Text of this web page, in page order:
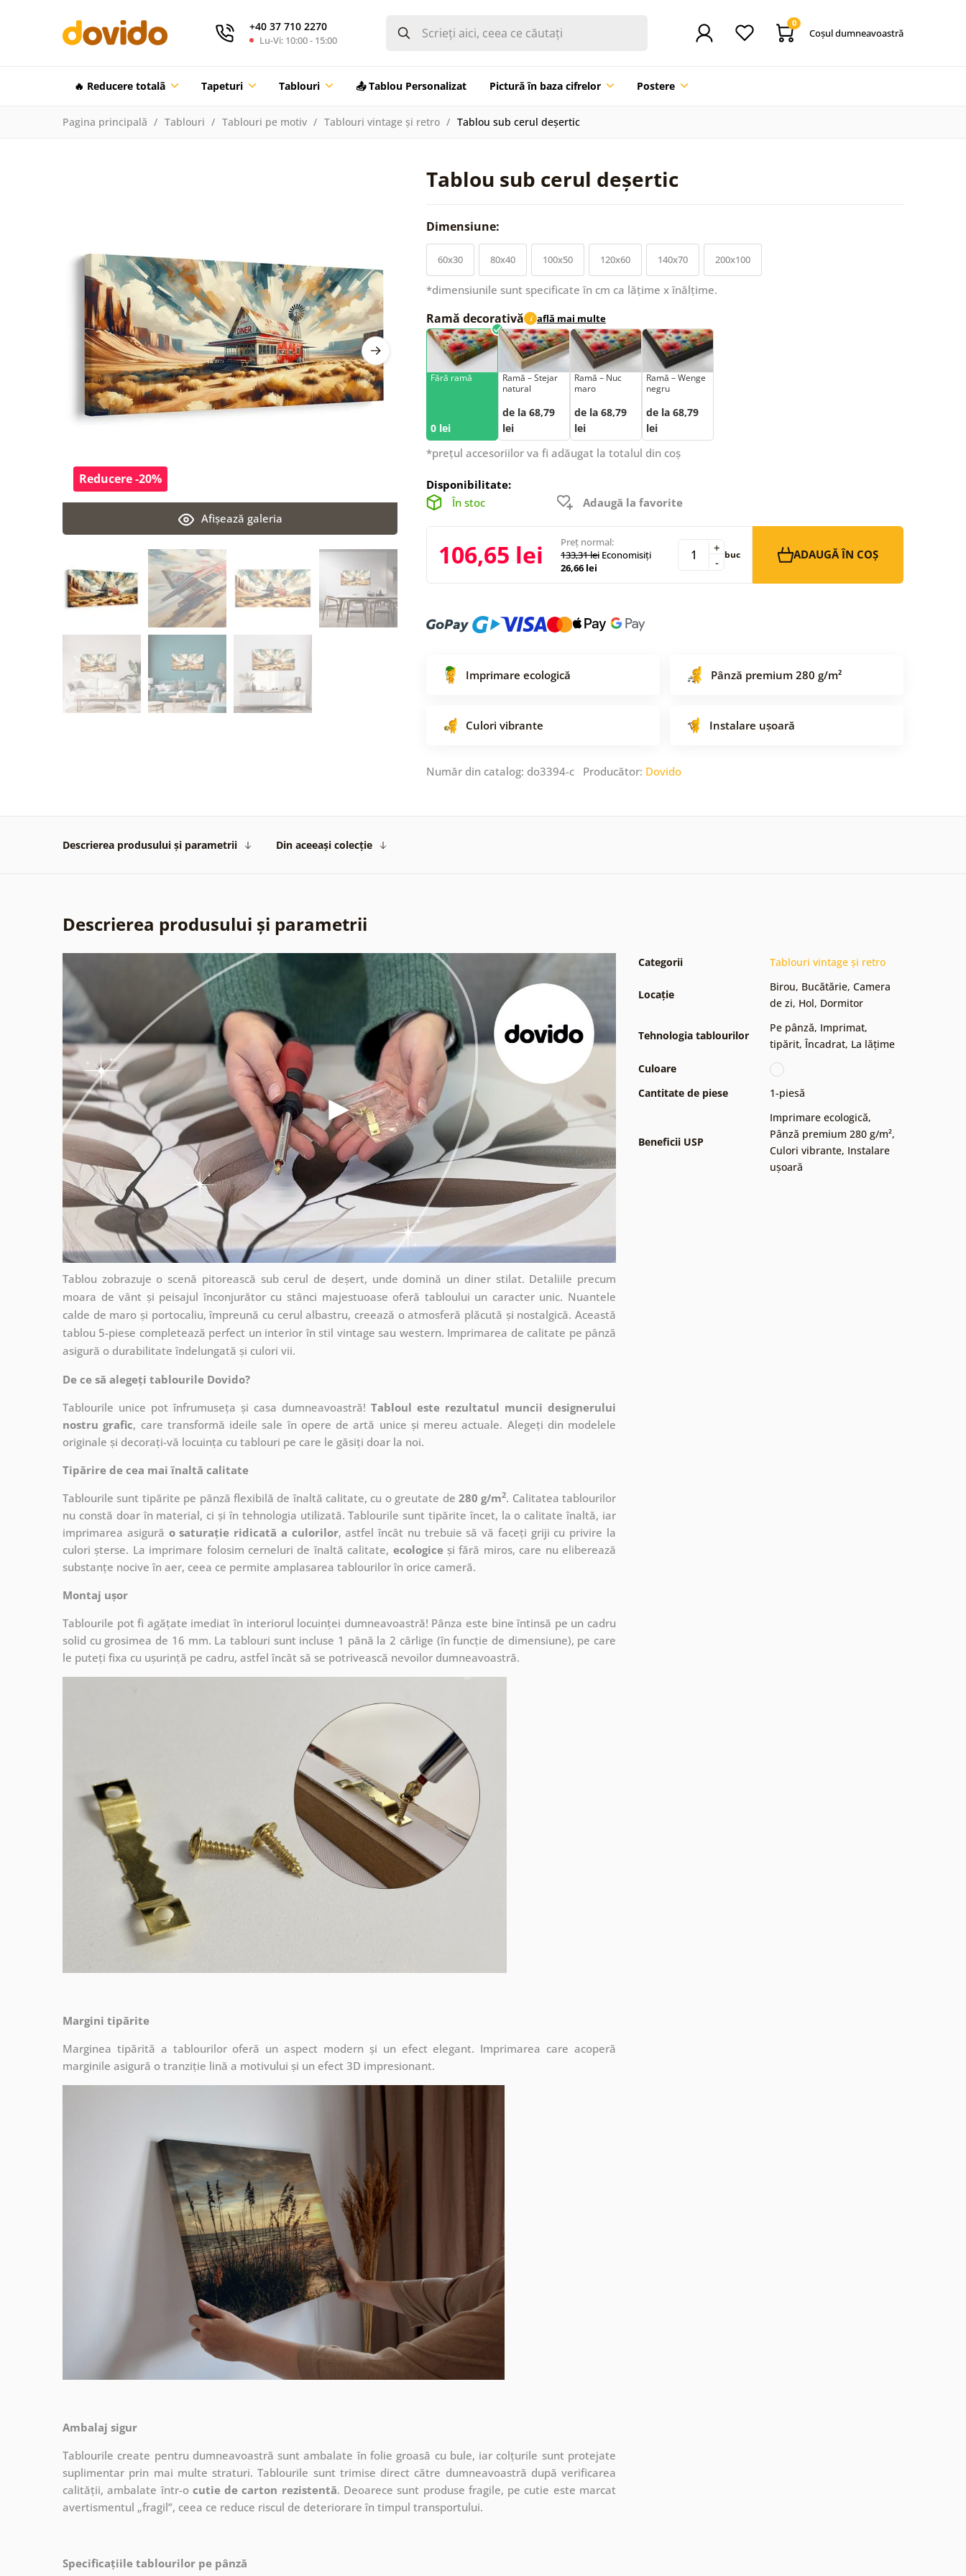
+40 37 710 2270
Lu-Vi: 10:00 - 15:00
0
Coşul dumneavoastră
🔥 Reducere totalã Tapeturi Tablouri 📤 Tablou Personalizat Pictură în baza cifrelor Postere
Pagina principală Tablouri Tablouri pe motiv Tablouri vintage și retro Tablou sub cerul deșertic
Tablou sub cerul deșertic
Afişează galeria
Reducere -20%
Dimensiune:
60x30 80x40 100x50 120x60 140x70 200x100
*dimensiunile sunt specificate în cm ca lățime x înălțime.
Ramă decorativă i află mai multe
Fără ramă
0 lei
Ramă – Stejar
natural
de la 68,79
lei
Ramă – Nuc
maro
de la 68,79
lei
Ramă – Wenge
negru
de la 68,79
lei
*prețul accesoriilor va fi adăugat la totalul din coș
Disponibilitate:
În stoc
Adaugă la favorite
106,65 lei
Preț normal:
133,31 lei Economisiți
26,66 lei
-
+ buc ADAUGĂ ÎN COȘ
Imprimare ecologică Pânză premium 280 g/m²
Culori vibrante Instalare ușoară
Număr din catalog: do3394-c Producător: Dovido
Descrierea produsului și parametrii Din aceeași colecție
Descrierea produsului și parametrii
Tablou zobrazuje o scenă pitorească sub cerul de deșert, unde domină un diner stilat. Detaliile precum
moara de vânt și peisajul înconjurător cu stânci majestuoase oferă tabloului un caracter unic. Nuantele
calde de maro și portocaliu, împreună cu cerul albastru, creează o atmosferă plăcută și nostalgică. Această
tablou 5-piese completează perfect un interior în stil vintage sau western. Imprimarea de calitate pe pânză
asigură o durabilitate îndelungată și culori vii.
De ce să alegeți tablourile Dovido?
Tablourile unice pot înfrumuseța și casa dumneavoastră! Tabloul este rezultatul muncii designerului
nostru grafic, care transformă ideile sale în opere de artă unice și mereu actuale. Alegeți din modelele
originale și decorați-vă locuința cu tablouri pe care le găsiți doar la noi.
Tipărire de cea mai înaltă calitate
Tablourile sunt tipărite pe pânză flexibilă de înaltă calitate, cu o greutate de 280 g/m2. Calitatea tablourilor
nu constă doar în material, ci și în tehnologia utilizată. Tablourile sunt tipărite încet, la o calitate înaltă, iar
imprimarea asigură o saturație ridicată a culorilor, astfel încât nu trebuie să vă faceți griji cu privire la
culori șterse. La imprimare folosim cerneluri de înaltă calitate, ecologiceși fără miros, care nu eliberează
substanțe nocive în aer, ceea ce permite amplasarea tablourilor în orice cameră.
Montaj ușor
Tablourile pot fi agățate imediat în interiorul locuinței dumneavoastră! Pânza este bine întinsă pe un cadru
solid cu grosimea de 16 mm. La tablouri sunt incluse 1 până la 2 cârlige (în funcție de dimensiune), pe care
le puteți fixa cu ușurință pe cadru, astfel încât să se potrivească nevoilor dumneavoastră.
Margini tipărite
Marginea tipărită a tablourilor oferă un aspect modern și un efect elegant. Imprimarea care acoperă
marginile asigură o tranziție lină a motivului și un efect 3D impresionant.
Ambalaj sigur
Tablourile create pentru dumneavoastră sunt ambalate în folie groasă cu bule, iar colțurile sunt protejate
suplimentar prin mai multe straturi.Tablourile sunt trimise direct către dumneavoastră după verificarea
calității, ambalate într-o cutie de carton rezistentă. Deoarece sunt produse fragile, pe cutie este marcat
avertismentul „fragil”, ceea ce reduce riscul de deteriorare în timpul transportului.
Specificațiile tablourilor pe pânză
Categorii Tablouri vintage și retro
Locație
Birou, Bucătărie, Camera
de zi, Hol, Dormitor
Tehnologia tablourilor
Pe pânză, Imprimat,
tipărit,Încadrat, La lățime
Culoare
Cantitate de piese
1-piesă
Beneficii USP
Imprimare ecologică,
Pânză premium 280 g/m²,
Culori vibrante, Instalare
ușoară